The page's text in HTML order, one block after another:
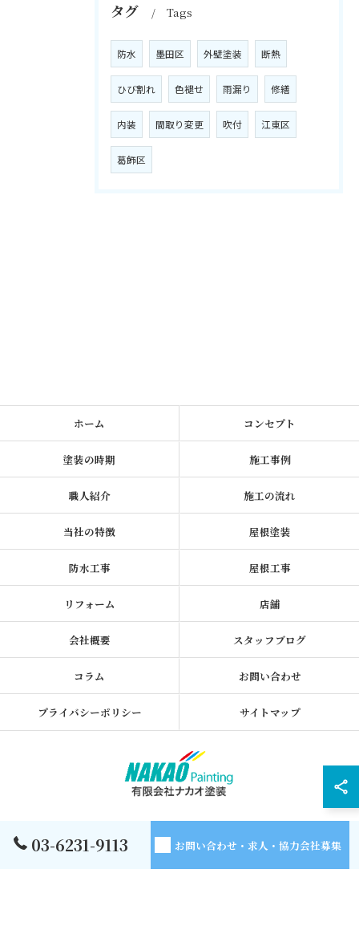
タグ Tags
防水 墨田区 外壁塗装 断熱
ひび割れ 色褪せ 雨漏り 修繕
内装 間取り変更 吹付 江東区
葛飾区
03-6231-9113 お問い合わせ・求人・協力会社募集
ホーム コンセプト
塗装の時期 施工事例
職人紹介 施工の流れ
当社の特徴 屋根塗装
防水工事 屋根工事
リフォーム 店舗
会社概要 スタッフブログ
コラム お問い合わせ
プライバシーポリシー サイトマップ
© 2026 東京都墨田区の外壁塗装なら有限会社ナカオ塗装 ALL RIGHTS
RESERVED.